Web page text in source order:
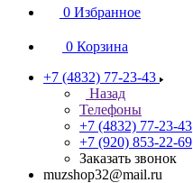
0 Избранное
0 Корзина
+7 (4832) 77-23-43
Назад
Телефоны
+7 (4832) 77-23-43
+7 (920) 853-22-69
Заказать звонок
muzshop32@mail.ru